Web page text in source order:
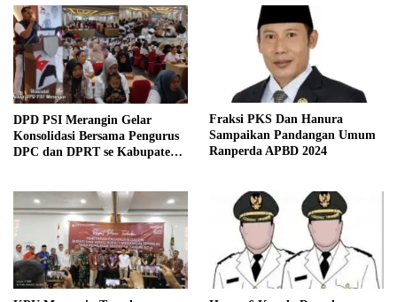
DPD PSI Merangin Gelar
Konsolidasi Bersama Pengurus
DPC dan DPRT se Kabupaten
Fraksi PKS Dan Hanura
Sampaikan Pandangan Umum
Ranperda APBD 2024